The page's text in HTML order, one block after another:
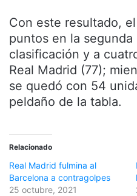
Con este resultado,
puntos en la
clasificación y a
Real Madrid (77);
se quedó con 54
peldaño de la tabla.
Relacionado
Real Madrid fulmina al
Barcelona a contragolpes
25 octubre, 2021